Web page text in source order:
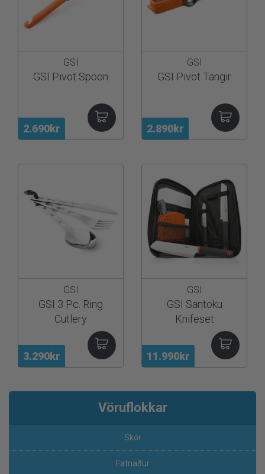
2.690kr
GSI
GSI Pivot Spoon
2.890kr
GSI
GSI Pivot Tangir
3.290kr
GSI
GSI 3 Pc. Ring
Cutlery
11.990kr
GSI
GSI Santoku
Knifeset
Vöruflokkar
Skór
Fatnaður